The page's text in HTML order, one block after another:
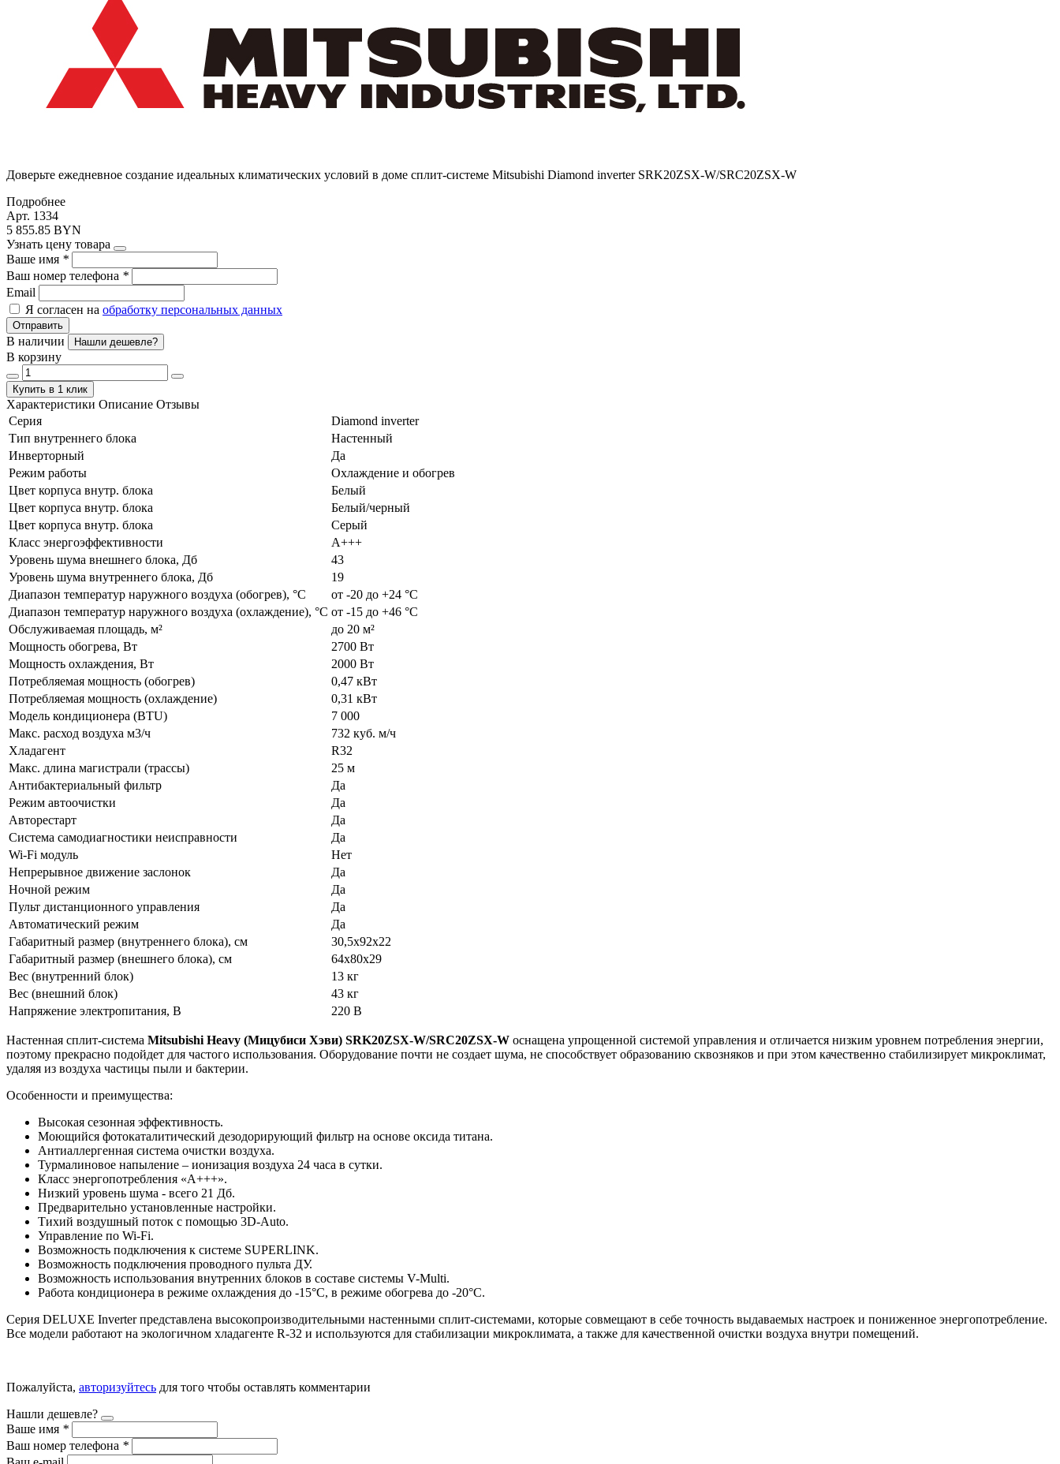
Доверьте ежедневное создание идеальных климатических условий в доме сплит-системе Mitsubishi Diamond inverter SRK20ZSX-W/SRC20ZSX-W
Подробнее
Арт. 1334
5 855.85 BYN
Узнать цену товара
Ваше имя *
Ваш номер телефона *
Email
Я согласен на обработку персональных данных
Отправить
В наличии Нашли дешевле?
В корзину
Купить в 1 клик
Характеристики Описание Отзывы
Серия
Diamond inverter
Тип внутреннего блока
Настенный
Инверторный
Да
Режим работы
Охлаждение и обогрев
Цвет корпуса внутр. блока
Белый
Цвет корпуса внутр. блока
Белый/черный
Цвет корпуса внутр. блока
Серый
Класс энергоэффективности
А+++
Уровень шума внешнего блока, Дб
43
Уровень шума внутреннего блока, Дб
19
Диапазон температур наружного воздуха (обогрев), °C
от -20 до +24 °C
Диапазон температур наружного воздуха (охлаждение), °C от -15 до +46 °C
Обслуживаемая площадь, м²
до 20 м²
Мощность обогрева, Вт
2700 Вт
Мощность охлаждения, Вт
2000 Вт
Потребляемая мощность (обогрев)
0,47 кВт
Потребляемая мощность (охлаждение)
0,31 кВт
Модель кондиционера (BTU)
7 000
Макс. расход воздуха м3/ч
732 куб. м/ч
Хладагент
R32
Макс. длина магистрали (трассы)
25 м
Антибактериальный фильтр
Да
Режим автоочистки
Да
Авторестарт
Да
Система самодиагностики неисправности
Да
Wi-Fi модуль
Нет
Непрерывное движение заслонок
Да
Ночной режим
Да
Пульт дистанционного управления
Да
Автоматический режим
Да
Габаритный размер (внутреннего блока), см
30,5x92x22
Габаритный размер (внешнего блока), см
64х80х29
Вес (внутренний блок)
13 кг
Вес (внешний блок)
43 кг
Напряжение электропитания, В
220 В
Настенная сплит-система Mitsubishi Heavy (Мицубиси Хэви) SRK20ZSX-W/SRC20ZSX-W оснащена упрощенной системой управления и отличается низким уровнем потребления энергии,
поэтому прекрасно подойдет для частого использования. Оборудование почти не создает шума, не способствует образованию сквозняков и при этом качественно стабилизирует микроклимат,
удаляя из воздуха частицы пыли и бактерии.
Особенности и преимущества:
Высокая сезонная эффективность.
Моющийся фотокаталитический дезодорирующий фильтр на основе оксида титана.
Антиаллергенная система очистки воздуха.
Турмалиновое напыление – ионизация воздуха 24 часа в сутки.
Класс энергопотребления «А+++».
Низкий уровень шума - всего 21 Дб.
Предварительно установленные настройки.
Тихий воздушный поток с помощью 3D-Auto.
Управление по Wi-Fi.
Возможность подключения к системе SUPERLINK.
Возможность подключения проводного пульта ДУ.
Возможность использования внутренних блоков в составе системы V-Multi.
Работа кондиционера в режиме охлаждения до -15°С, в режиме обогрева до -20°С.
Серия DELUXE Inverter представлена высокопроизводительными настенными сплит-системами, которые совмещают в себе точность выдаваемых настроек и пониженное энергопотребление.
Все модели работают на экологичном хладагенте R-32 и используются для стабилизации микроклимата, а также для качественной очистки воздуха внутри помещений.
Пожалуйста, авторизуйтесь для того чтобы оставлять комментарии
Нашли дешевле?
Ваше имя *
Ваш номер телефона *